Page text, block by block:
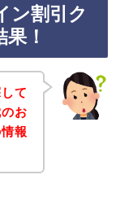
ン割引ク
！
て
お
報